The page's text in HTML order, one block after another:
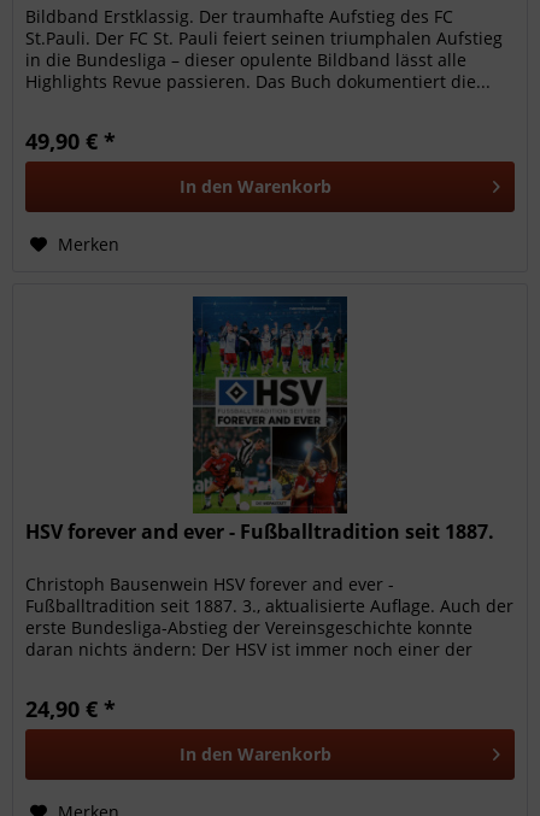
Bildband Erstklassig. Der traumhafte Aufstieg des FC
St.Pauli. Der FC St. Pauli feiert seinen triumphalen Aufstieg
in die Bundesliga – dieser opulente Bildband lässt alle
Highlights Revue passieren. Das Buch dokumentiert die...
49,90 € *
In den Warenkorb
Merken
HSV forever and ever - Fußballtradition seit 1887.
Christoph Bausenwein HSV forever and ever -
Fußballtradition seit 1887. 3., aktualisierte Auflage. Auch der
erste Bundesliga-Abstieg der Vereinsgeschichte konnte
daran nichts ändern: Der HSV ist immer noch einer der
24,90 € *
In den Warenkorb
Merken